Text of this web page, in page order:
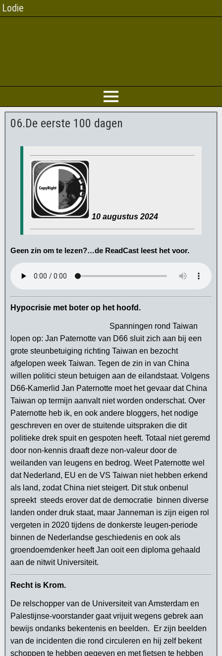
Lodie
06.De eerste 100 dagen
10 augustus 2024
Geen zin om te lezen?…de ReadCast leest het voor.
Hypocrisie met boter op het hoofd.
Spanningen rond Taiwan
lopen op: Jan Paternotte van D66 sluit zich aan bij een
grote steunbetuiging richting Taiwan en bezocht
afgelopen week Taiwan. Tegen de zin in van China
willen politici steun betuigen aan de eilandstaat. Volgens
D66-Kamerlid Jan Paternotte moet het gevaar dat China
Taiwan op termijn aanvalt niet worden onderschat. Over
Paternotte heb ik, en ook andere bloggers, het nodige
geschreven en over de stuitende uitspraken die dit
politieke drek spuit en gespoten heeft. Totaal niet geremd
door non-kennis draaft deze non-valeur door de
weilanden van leugens en bedrog. Weet Paternotte wel
dat Nederland, EU en de VS Taiwan niet hebben erkend
als land, zodat China niet steigert. Dit stuk onbenul
spreekt steeds erover dat de democratie binnen diverse
landen onder druk staat, maar Janneman is zijn eigen rol
vergeten in 2020 tijdens de donkerste leugen-periode
binnen de Nederlandse geschiedenis en ook als
groendoemdenker heeft Jan ooit een diploma gehaald
aan de nitwit Universiteit.
Recht is Krom.
De relschopper van de Universiteit van Amsterdam en
Palestijnse-voorstander gaat vrijuit wegens gebrek aan
bewijs ondanks bekentenis en beelden. Er zijn beelden
van de incidenten die rond circuleren en hij zelf bekent
schoppen te hebben gegeven en met fietsen te hebben